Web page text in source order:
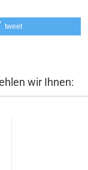
tweet
wir Ihnen: